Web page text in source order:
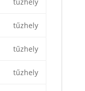
tűzhely
tűzhely
tűzhely